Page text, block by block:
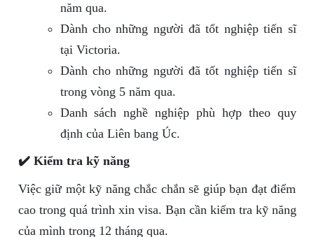
năm qua.
Dành cho những người đã tốt nghiệp tiến sĩ
tại Victoria.
Dành cho những người đã tốt nghiệp tiến sĩ
trong vòng 5 năm qua.
Danh sách nghề nghiệp phù hợp theo quy
định của Liên bang Úc.
✔️ Kiểm tra kỹ năng
Việc giữ một kỹ năng chắc chắn sẽ giúp bạn đạt điểm
cao trong quá trình xin visa. Bạn cần kiểm tra kỹ năng
của mình trong 12 tháng qua.